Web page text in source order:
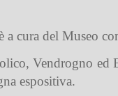
a cura del Museo
Vendrogno
espositiva.